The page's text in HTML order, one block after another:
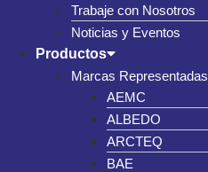
Trabaje con Nosotros
Noticias y Eventos
Productos
Marcas Representadas
AEMC
ALBEDO
ARCTEQ
BAE